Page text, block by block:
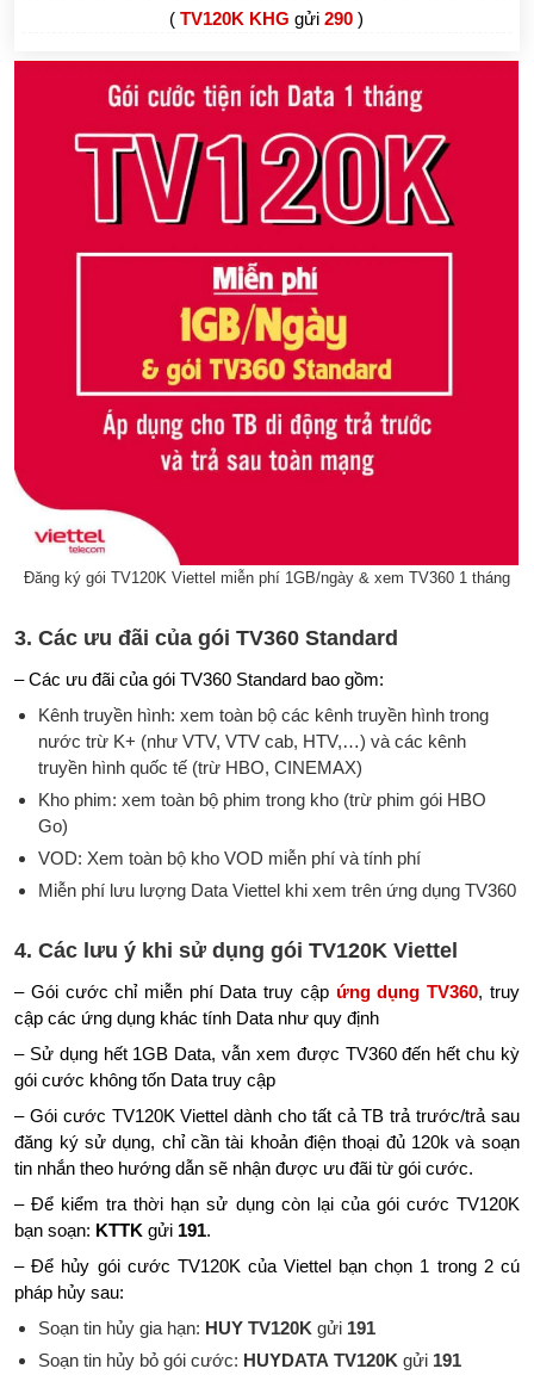
(TV120K KHG gửi290 )
Đăng ký gói TV120K Viettel miễn phí 1GB/ngày & xem TV360 1 tháng
3. Các ưu đãi của gói TV360 Standard
– Các ưu đãi của gói TV360 Standard bao gồm:
Kênh truyền hình: xem toàn bộ các kênh truyền hình trong
nước trừ K+ (như VTV, VTV cab, HTV,…) và các kênh
truyền hình quốc tế (trừ HBO, CINEMAX)
Kho phim: xem toàn bộ phim trong kho (trừ phim gói HBO
Go)
VOD: Xem toàn bộ kho VOD miễn phí và tính phí
Miễn phí lưu lượng Data Viettel khi xem trên ứng dụng TV360
4. Các lưu ý khi sử dụng gói TV120K Viettel
– Gói cước chỉ miễn phí Data truy cập ứng dụng TV360, truy
cập các ứng dụng khác tính Data như quy định
– Sử dụng hết 1GB Data, vẫn xem được TV360 đến hết chu kỳ
gói cước không tốn Data truy cập
– Gói cước TV120K Viettel dành cho tất cả TB trả trước/trả sau
đăng ký sử dụng, chỉ cần tài khoản điện thoại đủ 120k và soạn
tin nhắn theo hướng dẫn sẽ nhận được ưu đãi từ gói cước.
– Để kiểm tra thời hạn sử dụng còn lại của gói cước TV120K
bạn soạn: KTTK gửi 191.
– Để hủy gói cước TV120K của Viettel bạn chọn 1 trong 2 cú
pháp hủy sau:
Soạn tin hủy gia hạn: HUY TV120Kgửi 191
Soạn tin hủy bỏ gói cước: HUYDATA TV120Kgửi 191